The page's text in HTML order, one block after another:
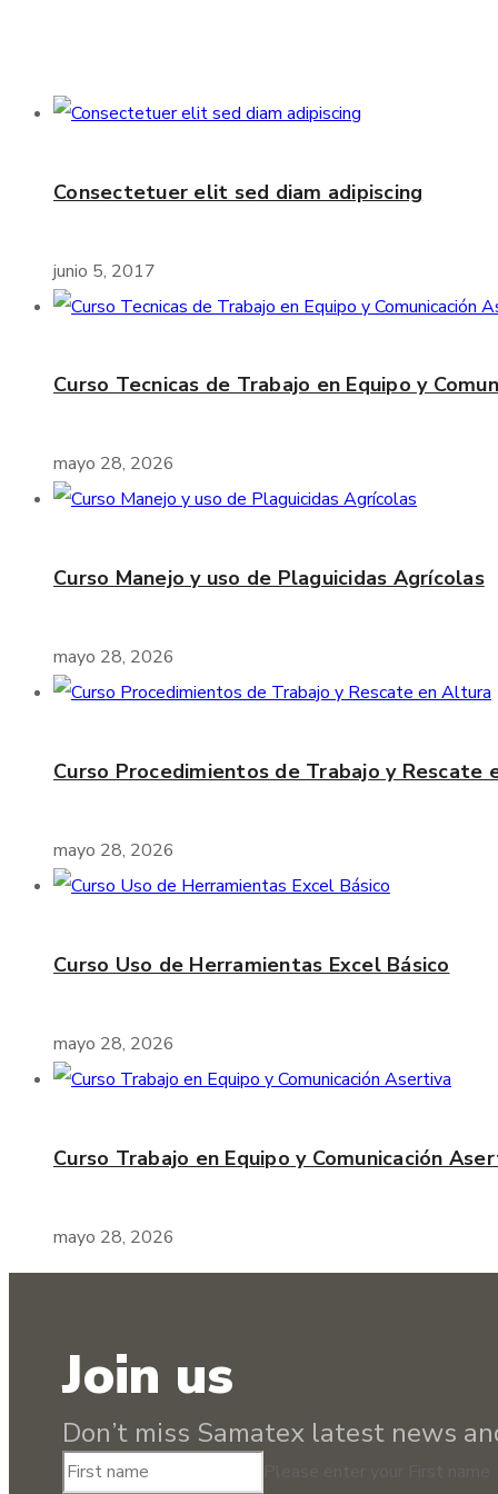
Consectetuer elit sed diam adipiscing
junio 5, 2017
Curso Tecnicas de Trabajo en Equipo y
mayo 28, 2026
Curso Manejo y uso de Plaguicidas Agrícolas
mayo 28, 2026
Curso Procedimientos de Trabajo y Rescate
mayo 28, 2026
Curso Uso de Herramientas Excel Básico
mayo 28, 2026
Curso Trabajo en Equipo y Comunicación
mayo 28, 2026
Join us
Don’t miss Samatex latest news